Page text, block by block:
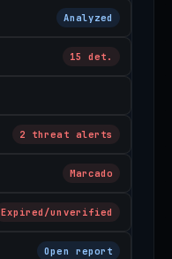
Analyzed
15 det.
2 threat alerts
Marcado
Expired/unverified
Open report